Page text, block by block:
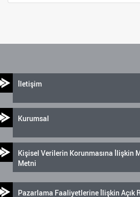
İletişim
Kurumsal
Kişisel Verilerin Korunmasına İlişkin
Metni
Pazarlama Faaliyetlerine İlişkin Açık